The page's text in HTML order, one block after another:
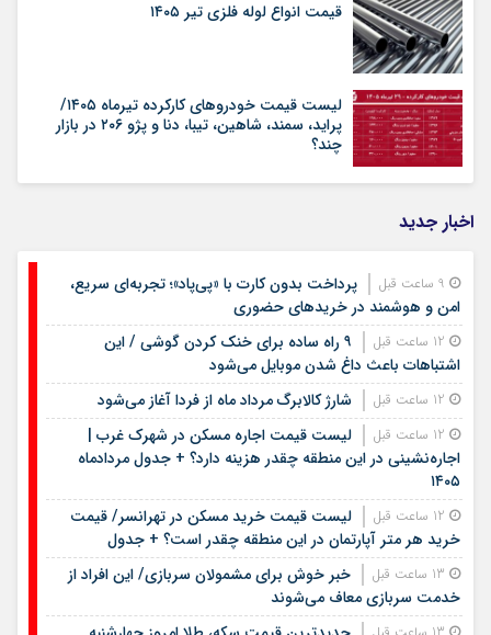
قیمت انواع لوله فلزی تیر ۱۴۰۵
لیست قیمت خودروهای کارکرده تیرماه ۱۴۰۵/
پراید، سمند، شاهین، تیبا، دنا و پژو ۲۰۶ در بازار
چند؟
اخبار جدید
پرداخت بدون کارت با «پی‌پاد»؛ تجربه‌ای سریع،
امن و هوشمند در خریدهای حضوری
۹ راه ساده برای خنک کردن گوشی / این
اشتباهات باعث داغ شدن موبایل می‌شود
شارژ کالابرگ مرداد ماه از فردا آغاز می‌شود
لیست قیمت اجاره مسکن در شهرک غرب |
اجاره‌نشینی در این منطقه چقدر هزینه دارد؟ + جدول مردادماه
۱۴۰۵
لیست قیمت خرید مسکن در تهرانسر/ قیمت
خرید هر متر آپارتمان در این منطقه چقدر است؟ + جدول
خبر خوش برای مشمولان سربازی/ این افراد از
خدمت سربازی معاف می‌شوند